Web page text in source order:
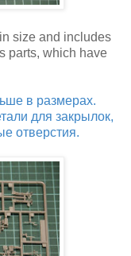
size and includes
parts, which have
в размерах.
для закрылок,
отверстия.